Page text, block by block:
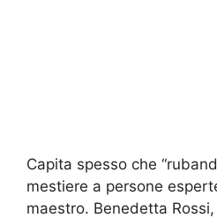
Capita spesso che
mestiere a persone
maestro. Benedetta